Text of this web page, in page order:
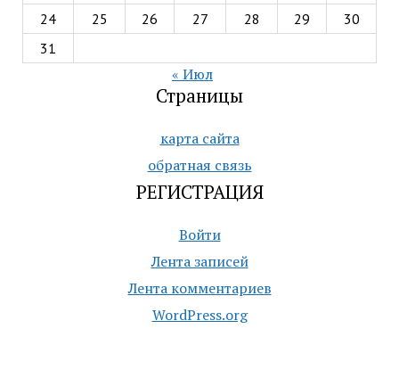
24
25 26 27 28 29
30
31
« Июл
Страницы
карта сайта
обратная связь
РЕГИСТРАЦИЯ
Войти
Лента записей
Лента комментариев
WordPress.org